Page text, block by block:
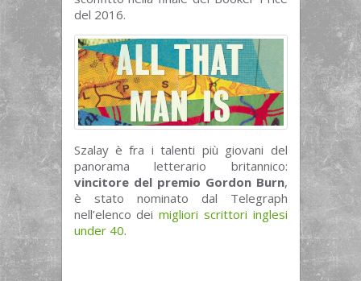
del 2016.
Szalay è fra i talenti più giovani del
panorama letterario britannico:
vincitore del premio Gordon Burn,
è stato nominato dal Telegraph
nell’elenco dei migliori scrittori inglesi
under 40.